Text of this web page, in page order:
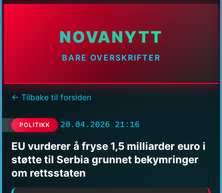
NOVANYTT
BARE OVERSKRIFTER
← Tilbake til forsiden
POLITIKK 20.04.2026 21:16
EU vurderer å fryse 1,5 milliarder euro i
støtte til Serbia grunnet bekymringer
om rettsstaten